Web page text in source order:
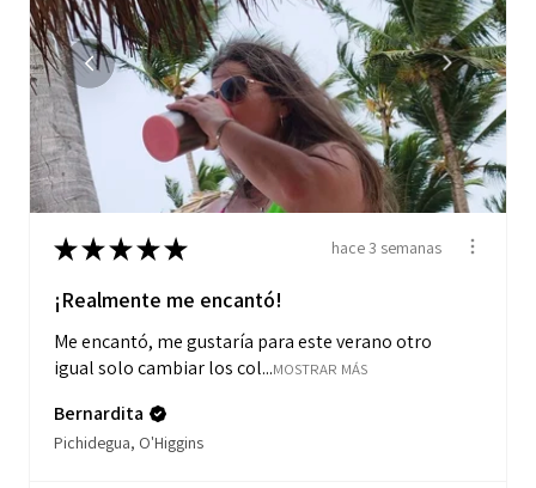
★★★★★ hace 3 semanas
¡Realmente me encantó!
Me encantó, me gustaría para este verano otro
igual solo cambiar los col...MOSTRAR MÁS
Bernardita
Pichidegua, O'Higgins